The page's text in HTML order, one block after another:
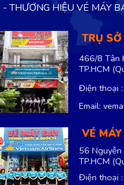
- THƯƠNG HIỆU VÉ MÁY
TRỤ
466/8 Tân
TP.HCM
Điện thoại :
Email:
VÉ
56 Nguyễn
TP.HCM
Điện thoại :